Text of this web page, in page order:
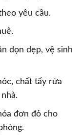
yêu cầu.
dọn dẹp, vệ sinh
chất tẩy rửa
đơn đỏ cho